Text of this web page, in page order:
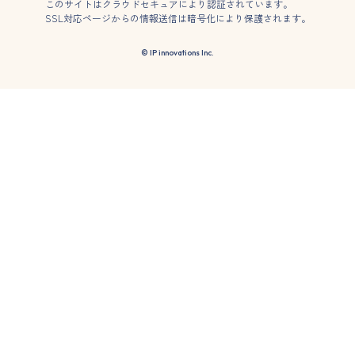
このサイトはクラウドセキュアにより認証されています。
SSL対応ページからの情報送信は暗号化により保護されます。
© IP innovations Inc.